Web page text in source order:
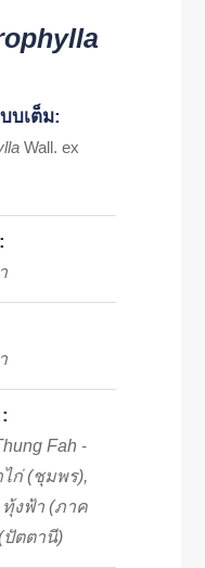
บเต็ม:
Wall. ex
Fah -
ก่ (ชุมพร),
ทุ้งฟ้า (ภาค
ปัตตานี)